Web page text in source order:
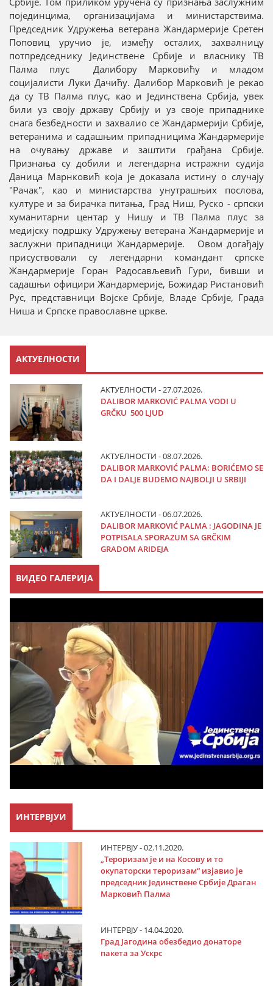
појединцима, организацијама и министарствима.
Председник Удружења ветерана Жандармерије Сретен
Поповиц уручио је, између осталих, захвалницу
потпредседнику Јединствене Србије и власнику ТВ
Палма плус Далибору Марковићу и младом
социјалисти Луки Дачићу. Далибор Марковић је рекао
да су ТВ Палма плус, као и Јединствена Србија, увек
били уз своју државу Србију и уз своје припаднике
снага безбедности и захвалио се Жандармерији Србије,
ветеранима и садашњим припадницима Жандармерије
на очувању државе и заштити грађана Србије.
Признања су добили и легендарна истражни судија
Даница Марнковић која је доказала истину о случају
"Рачак", као и министарства унутрашњих послова,
културе и за бирачка питања, Град Ниш, Руско - српски
хуманитарни центар у Нишу и ТВ Палма плус за
медијску подршку Удружењу ветерана Жандармерије и
заслужни припадници Жандармерије. Овом догађају
присуствовали су легендарни командант српске
Жандармерије Горан Радосављевић Гури, бивши и
садашњи официри Жандармерије, Божидар Ристановић
Рус, представници Војске Србије, Владе Србије, Града
Ниша и Српске православне цркве.
АКТУЕЛНОСТИ
АКТУЕЛНОСТИ - 27.07.2026.
DALIBOR MARKOVIĆ PALMA VODI U
GRČKU 500 LJUD
АКТУЕЛНОСТИ - 08.07.2026.
DALIBOR MARKOVIĆ PALMA: BORIĆEMO SE
DA I DALJE BUDEMO NAJBOLJI U SRBIJI
АКТУЕЛНОСТИ - 06.07.2026.
DALIBOR MARKOVIĆ PALMA : JAGODINA JE
POTPISALA SPORAZUM SA GRČKIM
GRADOM ARIDEJA
ВИДЕО ГАЛЕРИЈА
ИНТЕРВЈУИ
ИНТЕРВЈУ - 02.11.2020.
„Тероризам је и на Косову и то
окупаторски тероризам“ изјавио је
председник Јединствене Србије Драган
Марковић Палма
ИНТЕРВЈУ - 14.04.2020.
Град Јагодина обезбедио донаторе
пакета за Ускрс